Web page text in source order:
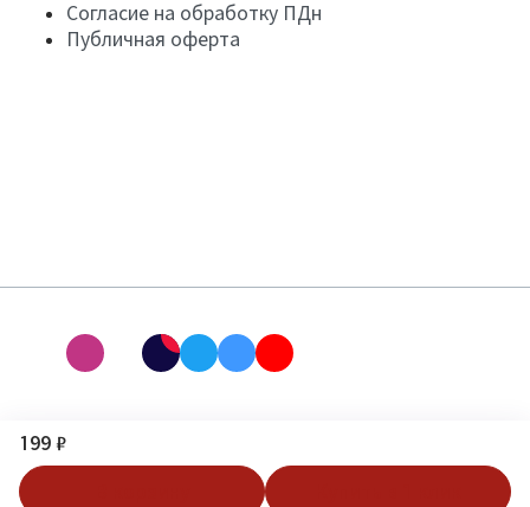
199 ₽
Согласие на обработку ПДн
Публичная оферта